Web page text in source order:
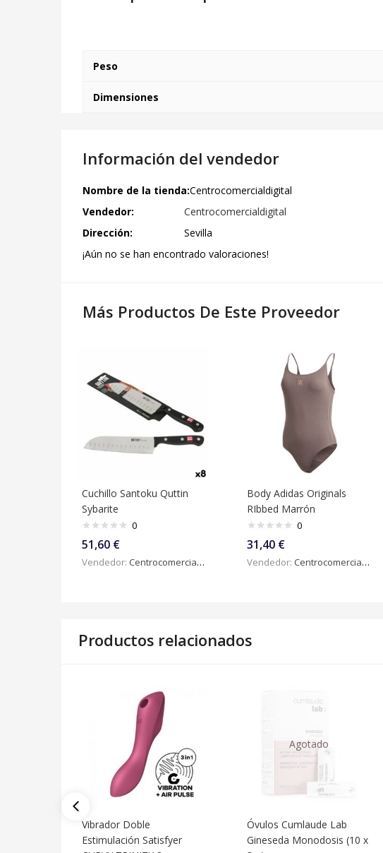
Peso
Dimensiones
Información del vendedor
Nombre de la tienda:Centrocomercialdigital
Vendedor:
Centrocomercialdigital
Dirección:
Sevilla
¡Aún no se han encontrado valoraciones!
Más Productos De Este Proveedor
Cuchillo Santoku Quttin
Sybarite
0
51,60 €
Vendedor: Centrocomercialdigital
Body Adidas Originals
RIbbed Marrón
0
31,40 €
Vendedor: Centrocomercialdigital
Productos relacionados
Vibrador Doble
Estimulación Satisfyer
Agotado
Óvulos Cumlaude Lab
Gineseda Monodosis (10 x